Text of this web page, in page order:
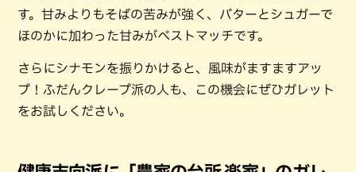
す。甘みよりもそばの苦みが強く、バターとシュガーで
ほのかに加わった甘みがベストマッチです。
さらにシナモンを振りかけると、風味がますますアッ
プ！ふだんクレープ派の人も、この機会にぜひガレット
をお試しください。